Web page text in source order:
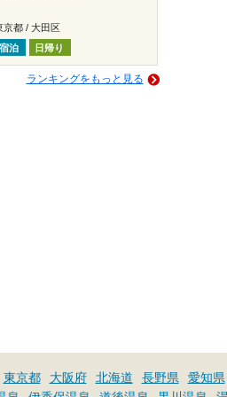
京都 / 大田区
宿泊
日帰り
ランキングをもっと見る
東京都 大阪府 北海道 長野県 愛知県